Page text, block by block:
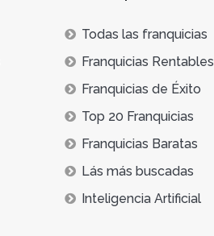
Todas las franquicias
Franquicias Rentables
Franquicias de Éxito
Top 20 Franquicias
Franquicias Baratas
Lás más buscadas
Inteligencia Artificial